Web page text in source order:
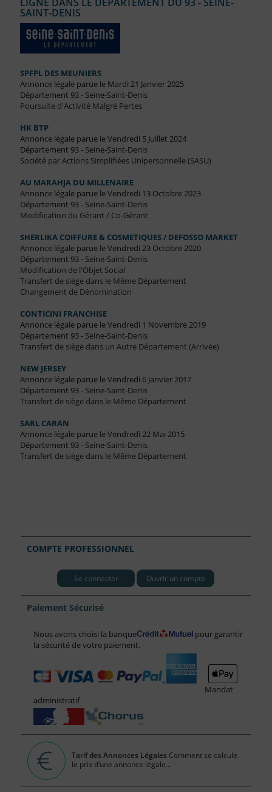
SAINT-DENIS
SPFPL DES MEUNIERS
Annonce légale parue le Mardi 21 Janvier 2025
Département 93 - Seine-Saint-Denis
Poursuite d'Activité Malgré Pertes
HK BTP
Annonce légale parue le Vendredi 5 Juillet 2024
Département 93 - Seine-Saint-Denis
Société par Actions Simplifiées Unipersonnelle (SASU)
AU MARAHJA DU MILLENAIRE
Annonce légale parue le Vendredi 13 Octobre 2023
Département 93 - Seine-Saint-Denis
Modification du Gérant / Co-Gérant
SHERLIKA COIFFURE & COSMETIQUES / DEFOSSO MARKET
Annonce légale parue le Vendredi 23 Octobre 2020
Département 93 - Seine-Saint-Denis
Modification de l'Objet Social
Transfert de siège dans le Même Département
Changement de Dénomination
CONTICINI FRANCHISE
Annonce légale parue le Vendredi 1 Novembre 2019
Département 93 - Seine-Saint-Denis
Transfert de siège dans un Autre Département (Arrivée)
NEW JERSEY
Annonce légale parue le Vendredi 6 Janvier 2017
Département 93 - Seine-Saint-Denis
Transfert de siège dans le Même Département
SARL CARAN
Annonce légale parue le Vendredi 22 Mai 2015
Département 93 - Seine-Saint-Denis
Transfert de siège dans le Même Département
COMPTE PROFESSIONNEL
Se connecter Ouvrir un compte
Paiement Sécurisé
Nous avons choisi la banque
pour garantir
la sécurité de votre paiement.
Mandat
administratif
Tarif des Annonces Légales Comment se calcule
le prix d’une annonce légale...